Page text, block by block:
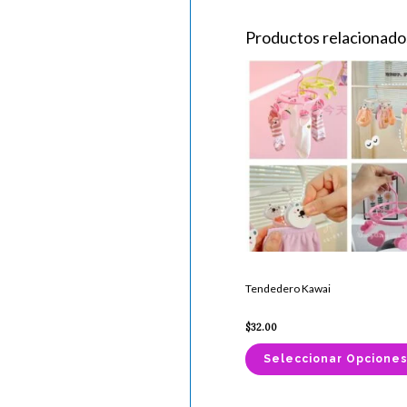
Productos
Tendedero Kawai
$32.00
Seleccionar Opciones